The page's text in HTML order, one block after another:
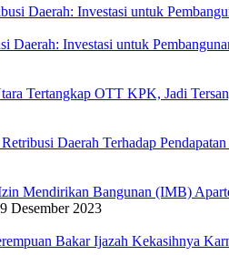
Daerah: Investasi untuk
Tertangkap OTT KPK, Jadi
Daerah Terhadap
Mendirikan Bangunan (IMB)
Desember 2023
Bakar Ijazah Kekasihnya